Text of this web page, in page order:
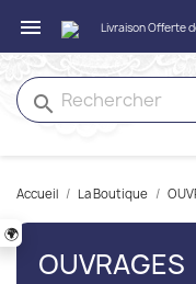
🌍

search
Accueil La Boutique
OUVRAGES